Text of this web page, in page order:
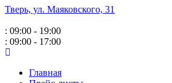
Тверь, ул. Маяковского, 31
: 09:00 - 19:00
: 09:00 - 17:00
Главная